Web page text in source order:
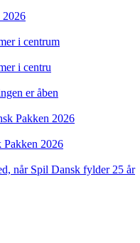
2026
i centrum
i centru
er åben
Pakken 2026
2026
når Spil Dansk fylder 25 år